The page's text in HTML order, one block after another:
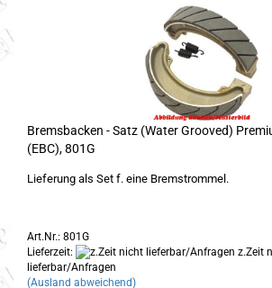
Bremsbacken - Satz (Water Grooved)
(EBC), 801G
Lieferung als Set f. eine Bremstrommel.
Art.Nr.: 801G
Lieferzeit:
z.Zeit
lieferbar/Anfragen
(Ausland abweichend)